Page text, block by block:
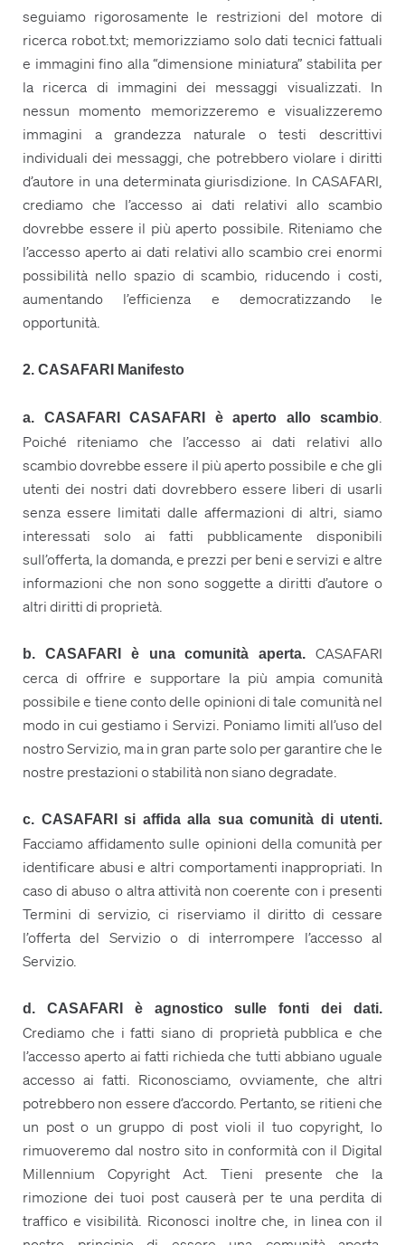
seguiamo rigorosamente le restrizioni del motore di
ricerca robot.txt; memorizziamo solo dati tecnici fattuali
e immagini fino alla “dimensione miniatura” stabilita per
la ricerca di immagini dei messaggi visualizzati. In
nessun momento memorizzeremo e visualizzeremo
immagini a grandezza naturale o testi descrittivi
individuali dei messaggi, che potrebbero violare i diritti
d’autore in una determinata giurisdizione. In CASAFARI,
crediamo che l’accesso ai dati relativi allo scambio
dovrebbe essere il più aperto possibile. Riteniamo che
l’accesso aperto ai dati relativi allo scambio crei enormi
possibilità nello spazio di scambio, riducendo i costi,
aumentando l’efficienza e democratizzando le
opportunità.
2. CASAFARI Manifesto
a. CASAFARI CASAFARI è aperto allo scambio
Poiché riteniamo che l’accesso ai dati relativi allo
scambio dovrebbe essere il più aperto possibile e che gli
utenti dei nostri dati dovrebbero essere liberi di usarli
senza essere limitati dalle affermazioni di altri, siamo
interessati solo ai fatti pubblicamente disponibili
sull’offerta, la domanda, e prezzi per beni e servizi e altre
informazioni che non sono soggette a diritti d’autore o
altri diritti di proprietà.
b. CASAFARI è una comunità aperta. CASAFARI
cerca di offrire e supportare la più ampia comunità
possibile e tiene conto delle opinioni di tale comunità nel
modo in cui gestiamo i Servizi. Poniamo limiti all’uso del
nostro Servizio, ma in gran parte solo per garantire che le
nostre prestazioni o stabilità non siano degradate.
c. CASAFARI si affida alla sua comunità di utenti.
Facciamo affidamento sulle opinioni della comunità per
identificare abusi e altri comportamenti inappropriati. In
caso di abuso o altra attività non coerente con i presenti
Termini di servizio, ci riserviamo il diritto di cessare
l’offerta del Servizio o di interrompere l’accesso al
Servizio.
d. CASAFARI è agnostico sulle fonti dei dati.
Crediamo che i fatti siano di proprietà pubblica e che
l’accesso aperto ai fatti richieda che tutti abbiano uguale
accesso ai fatti. Riconosciamo, ovviamente, che altri
potrebbero non essere d’accordo. Pertanto, se ritieni che
un post o un gruppo di post violi il tuo copyright, lo
rimuoveremo dal nostro sito in conformità con il Digital
Millennium Copyright Act. Tieni presente che la
rimozione dei tuoi post causerà per te una perdita di
traffico e visibilità. Riconosci inoltre che, in linea con il